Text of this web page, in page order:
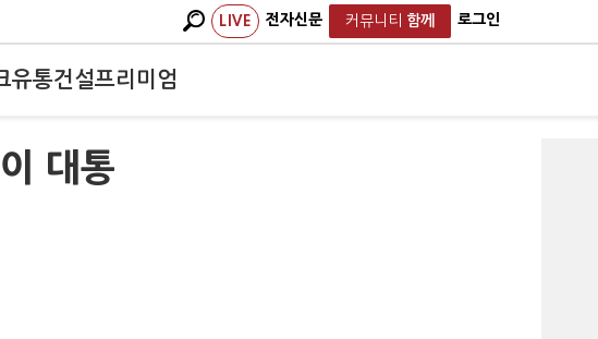
LIVE 전자신문 커뮤니티 함께 로그인
유통건설프리미엄
대통